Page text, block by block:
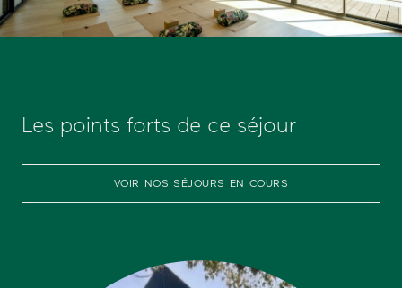
Les points forts de ce séjour
VOIR NOS SÉJOURS EN COURS